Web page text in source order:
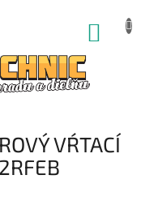
VŔTACÍ